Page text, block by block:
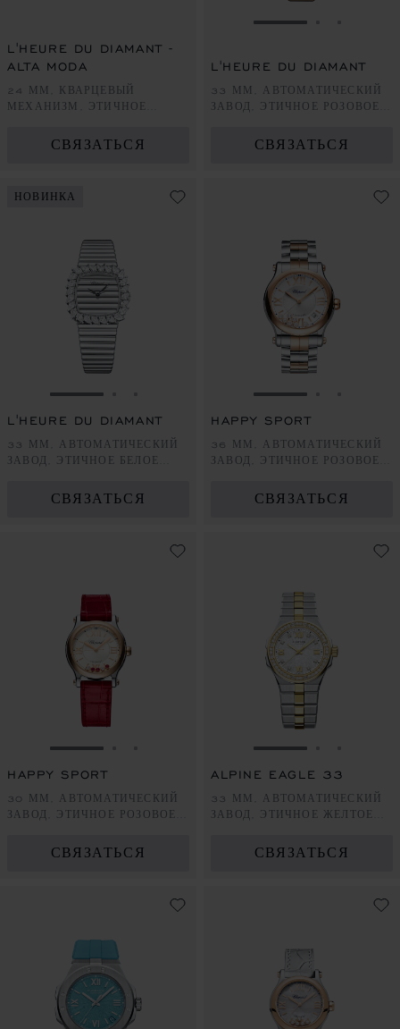
L'HEURE DU DIAMANT -
ALTA MODA
24 ММ, КВАРЦЕВЫЙ
МЕХАНИЗМ, ЭТИЧНОЕ
БРИЛЛИАНТЫСВЯЗАТЬСЯ
ПЕРЕЙТИ К
L'HEURE DU DIAMANT
33 ММ, АВТОМАТИЧЕСКИЙ
ЗАВОД, ЭТИЧНОЕ РОЗОВОЕ
СВЯЗАТЬСЯ
НОВИНКА
ПЕРЕЙТИ К СЛАЙДУ 1
ПЕРЕЙТИ К СЛАЙДУ 2
ПЕРЕЙТИ К СЛАЙДУ 3
L'HEURE DU DIAMANT
33 ММ, АВТОМАТИЧЕСКИЙ
ЗАВОД, ЭТИЧНОЕ БЕЛОЕ
СВЯЗАТЬСЯ
ПЕРЕЙТИ К
HAPPY SPORT
36 ММ, АВТОМАТИЧЕСКИЙ
ЗАВОД, ЭТИЧНОЕ РОЗОВОЕ
БРИЛЛИАНТЫСВЯЗАТЬСЯ
ПЕРЕЙТИ К СЛАЙДУ 1
ПЕРЕЙТИ К СЛАЙДУ 2
ПЕРЕЙТИ К СЛАЙДУ 3
HAPPY SPORT
30 ММ, АВТОМАТИЧЕСКИЙ
ЗАВОД, ЭТИЧНОЕ РОЗОВОЕ
БРИЛЛИАНТЫ, РУБИНЫ
СВЯЗАТЬСЯ
ПЕРЕЙТИ К
ALPINE EAGLE 33
33 ММ, АВТОМАТИЧЕСКИЙ
ЗАВОД, ЭТИЧНОЕ ЖЕЛТОЕ
STEEL™, БРИЛЛИАНТЫ
СВЯЗАТЬСЯ